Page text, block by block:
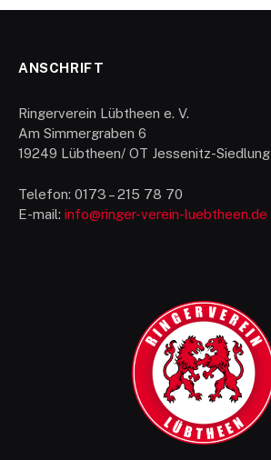
ANSCHRIFT
Ringerverein Lübtheen e. V.
Am Simmergraben 6
19249 Lübtheen/ OT Jessenitz-Siedlung
Telefon: 0173 – 215 78 70
E-mail: info@ringer-verein-luebtheen.de